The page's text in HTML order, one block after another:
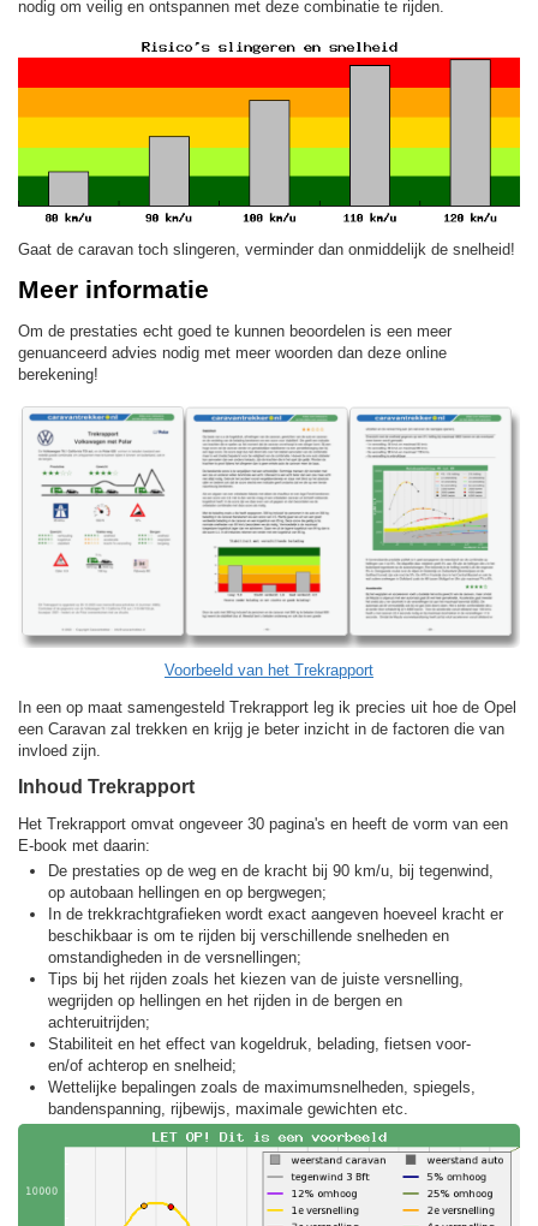
nodig om veilig en ontspannen met deze combinatie te rijden.
Gaat de caravan toch slingeren, verminder dan onmiddelijk de snelheid!
Meer informatie
Om de prestaties echt goed te kunnen beoordelen is een meer
genuanceerd advies nodig met meer woorden dan deze online
berekening!
Voorbeeld van het Trekrapport
In een op maat samengesteld Trekrapport leg ik precies uit hoe de Opel
een Caravan zal trekken en krijg je beter inzicht in de factoren die van
invloed zijn.
Inhoud Trekrapport
Het Trekrapport omvat ongeveer 30 pagina's en heeft de vorm van een
E-book met daarin:
De prestaties op de weg en de kracht bij 90 km/u, bij tegenwind,
op autobaan hellingen en op bergwegen;
In de trekkracht­grafieken wordt exact aangeven hoeveel kracht er
beschikbaar is om te rijden bij verschillende snelheden en
omstandigheden in de versnellingen;
Tips bij het rijden zoals het kiezen van de juiste versnelling,
wegrijden op hellingen en het rijden in de bergen en
achteruitrijden;
Stabiliteit en het effect van kogeldruk, belading, fietsen voor-
en/of achterop en snelheid;
Wettelijke bepalingen zoals de maximumsnelheden, spiegels,
bandenspanning, rijbewijs, maximale gewichten etc.